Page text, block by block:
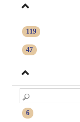
119
47
6